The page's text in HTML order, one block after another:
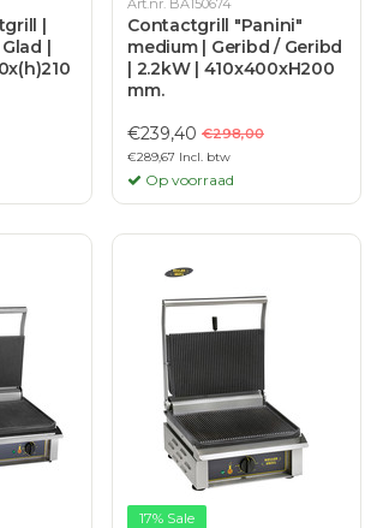
|
|
Art.nr. BA150674
Contactgrill "Panini"
medium | Geribd / Geribd
| 2.2kW | 410x400xH200
mm.
€239,40 €298,00
€289,67 Incl. btw
Op voorraad
17% Sale